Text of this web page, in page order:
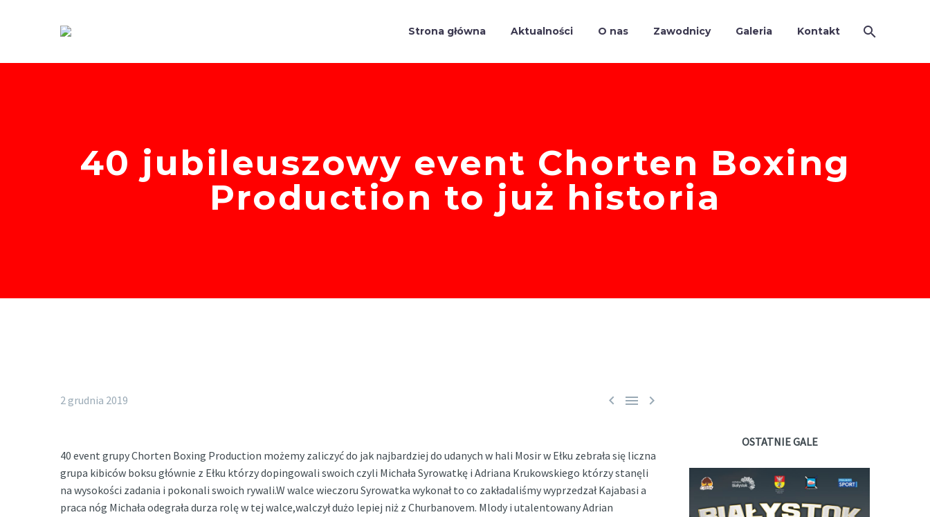
Strona główna Aktualności O nas Zawodnicy Galeria Kontakt
40 jubileuszowy event Chorten Boxing
Production to już historia
  
2 grudnia 2019
40 event grupy Chorten Boxing Production możemy zaliczyć do jak najbardziej do udanych w hali Mosir w Ełku zebrała się liczna
grupa kibiców boksu głównie z Ełku którzy dopingowali swoich czyli Michała Syrowatkę i Adriana Krukowskiego którzy stanęli
na wysokości zadania i pokonali swoich rywali.W walce wieczoru Syrowatka wykonał to co zakładaliśmy wyprzedzał Kajabasi a
praca nóg Michała odegrała durza rolę w tej walce,walczył dużo lepiej niż z Churbanovem. Mlody i utalentowany Adrian
OSTATNIE GALE